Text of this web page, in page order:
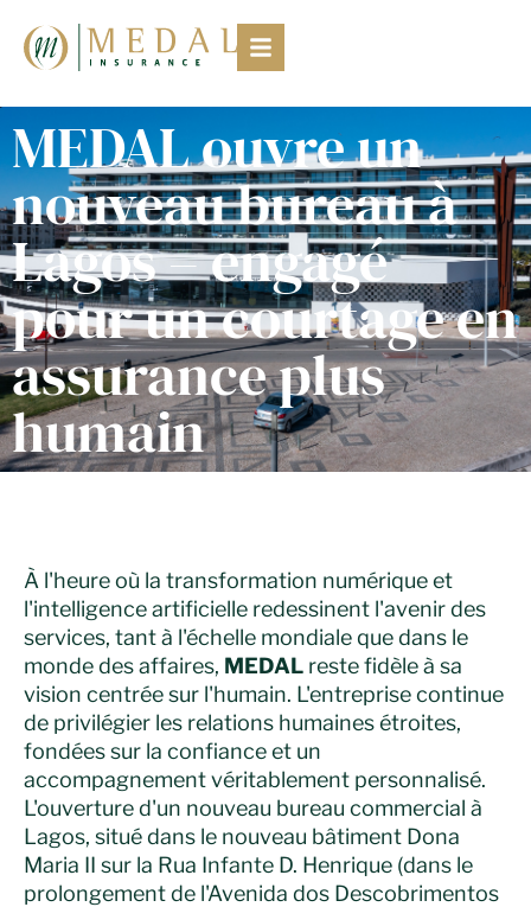
MEDAL ouvre un
nouveau bureau à
Lagos – engagé
pour un courtage en
assurance plus
humain
À l'heure où la transformation numérique et
l'intelligence artificielle redessinent l'avenir des
services, tant à l'échelle mondiale que dans le
monde des affaires, MEDAL reste fidèle à sa
vision centrée sur l'humain. L'entreprise continue
de privilégier les relations humaines étroites,
fondées sur la confiance et un
accompagnement véritablement personnalisé.
L'ouverture d'un nouveau bureau commercial à
Lagos, situé dans le nouveau bâtiment Dona
Maria II sur la Rua Infante D. Henrique (dans le
prolongement de l'Avenida dos Descobrimentos